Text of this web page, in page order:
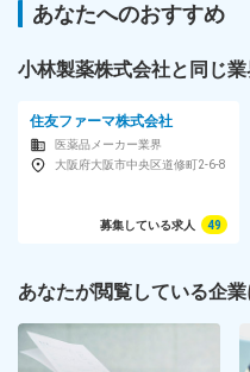
あなたへのおすすめ
小林製薬株式会社と同じ
住友ファーマ株式会社
医薬品メーカー業界
大阪府大阪市中央区道修町2-6-8
募集している求人 49
あなたが閲覧している企